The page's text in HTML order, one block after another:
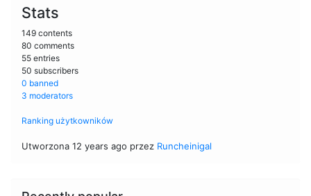
Stats
149 contents
80 comments
55 entries
50 subscribers
0 banned
3 moderators
Ranking użytkowników
Utworzona 12 years ago przez Runcheinigal